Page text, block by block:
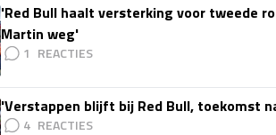
'Red Bull haalt versterking voor tweede
Martin weg'
1
'Verstappen blijft bij Red Bull, toekomst
4